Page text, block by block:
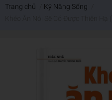
Trang chủ Kỹ Năng Sống